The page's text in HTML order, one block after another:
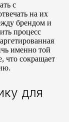
с
на их
брендом и
процесс
именно той
что сокращает
для